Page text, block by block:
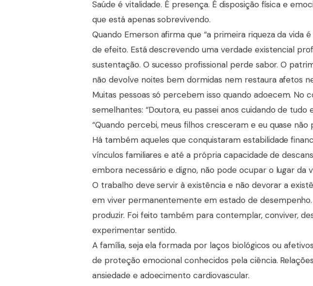
Saúde é vitalidade. É presença. É disposição física e
que está apenas sobrevivendo.
Quando Emerson afirma que “a primeira riqueza da vida
de efeito. Está descrevendo uma verdade existencial
sustentação. O sucesso profissional perde sabor. O
não devolve noites bem dormidas nem restaura afetos
Muitas pessoas só percebem isso quando adoecem.
semelhantes: “Doutora, eu passei anos cuidando de tudo
“Quando percebi, meus filhos cresceram e eu quase não
Há também aqueles que conquistaram estabilidade
vínculos familiares e até a própria capacidade de
embora necessário e digno, não pode ocupar o lugar da
O trabalho deve servir à existência e não devorar a
em viver permanentemente em estado de
produzir. Foi feito também para contemplar, conviver,
experimentar sentido.
A família, seja ela formada por laços biológicos ou
de proteção emocional conhecidos pela ciência.
ansiedade e adoecimento cardiovascular.